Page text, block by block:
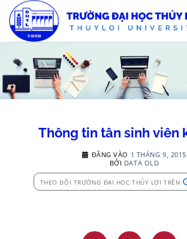
qua
nội
Thông tin tân sinh viên
ĐĂNG VÀO 1 THÁNG 9, 2015
BỞI DATA OLD
THEO DÕI TRƯỜNG ĐẠI HỌC THỦY LỢI TRÊN